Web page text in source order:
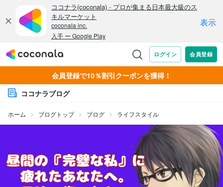
会員登録で10％割引クーポンを獲得！
ココナラブログ
ホーム ブログトップ ブログ ライフスタイル